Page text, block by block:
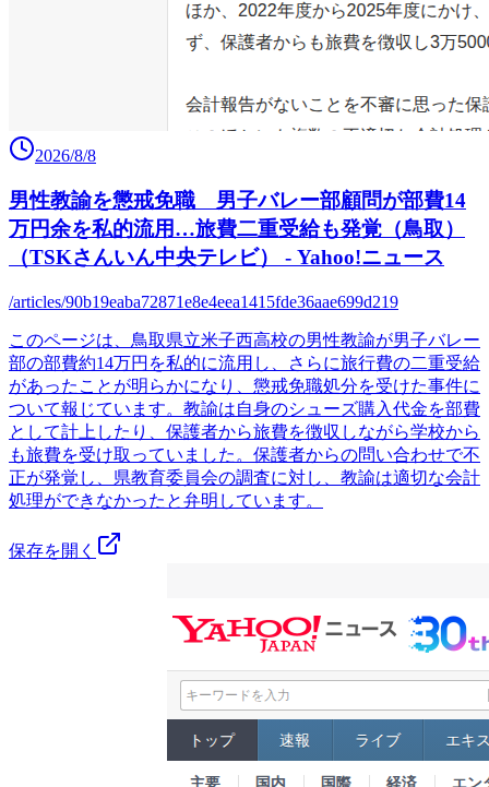
2026/8/8
男性教諭を懲戒免職 男子バレー部顧問が部費14
万円余を私的流用…旅費二重受給も発覚（鳥取）
（TSKさんいん中央テレビ） - Yahoo!ニュース
/articles/90b19eaba72871e8e4eea1415fde36aae699d219
このページは、鳥取県立米子西高校の男性教諭が男子バレー
部の部費約14万円を私的に流用し、さらに旅行費の二重受給
があったことが明らかになり、懲戒免職処分を受けた事件に
ついて報じています。教諭は自身のシューズ購入代金を部費
として計上したり、保護者から旅費を徴収しながら学校から
も旅費を受け取っていました。保護者からの問い合わせで不
正が発覚し、県教育委員会の調査に対し、教諭は適切な会計
処理ができなかったと弁明しています。
保存を開く